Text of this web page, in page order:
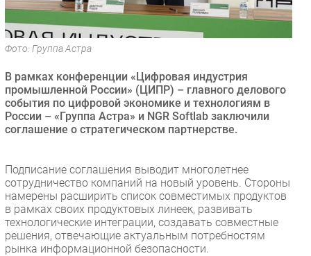
Безопасность
Инновации
Гаджеты
Здоровье
РАЗДЕЛЫ
Новости
Аналитика
Интервью
Мероприятия
Проекты
Фото: Группа Астра
В рамках конференции «Цифровая индустрия
промышленной России» (ЦИПР) – главного делового
события по цифровой экономике и технологиям в
России – «Группа Астра» и NGR Softlab заключили
соглашение о стратегическом партнерстве.
Подписание соглашения выводит многолетнее
сотрудничество компаний на новый уровень. Стороны
намерены расширить список совместимых продуктов
в рамках своих продуктовых линеек, развивать
технологические интеграции, создавать совместные
решения, отвечающие актуальным потребностям
рынка информационной безопасности.